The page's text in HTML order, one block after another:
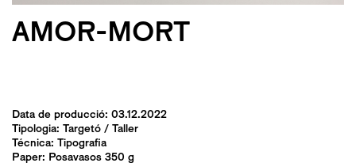
AMOR-MORT
Data de producció: 03.12.2022
Tipologia: Targetó / Taller
Técnica: Tipografia
Paper: Posavasos 350 g